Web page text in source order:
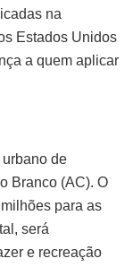
na
Estados Unidos
a quem aplicar
de
Branco (AC). O
para as
será
e recreação